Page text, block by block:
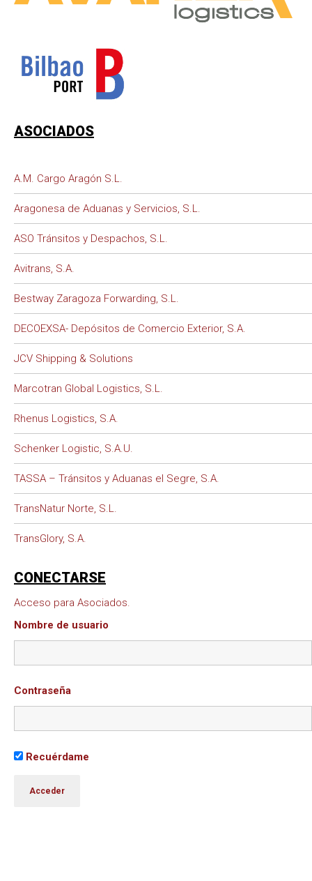
ASOCIADOS
A.M. Cargo Aragón S.L.
Aragonesa de Aduanas y Servicios, S.L.
ASO Tránsitos y Despachos, S.L.
Avitrans, S.A.
Bestway Zaragoza Forwarding, S.L.
DECOEXSA- Depósitos de Comercio Exterior, S.A.
JCV Shipping & Solutions
Marcotran Global Logistics, S.L.
Rhenus Logistics, S.A.
Schenker Logistic, S.A.U.
TASSA – Tránsitos y Aduanas el Segre, S.A.
TransNatur Norte, S.L.
TransGlory, S.A.
CONECTARSE
Acceso para Asociados.
Nombre de usuario
Contraseña
Recuérdame